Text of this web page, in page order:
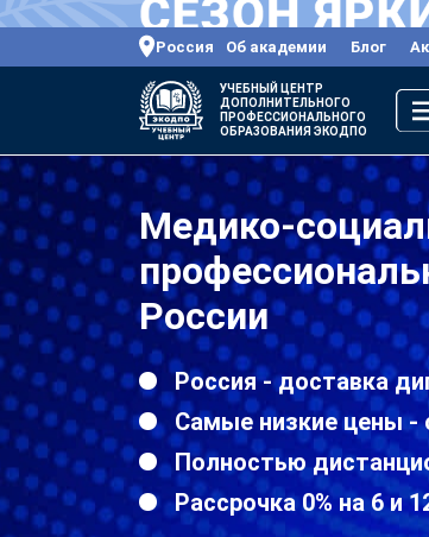
Россия Об академии Блог
УЧЕБНЫЙ ЦЕНТР
ДОПОЛНИТЕЛЬНОГО
ПРОФЕССИОНАЛЬНОГО
ОБРАЗОВАНИЯ ЭКОДПО
Медико-
России
Россия - доставка
Самые низкие цены -
Полностью
Рассрочка 0% на 6 и